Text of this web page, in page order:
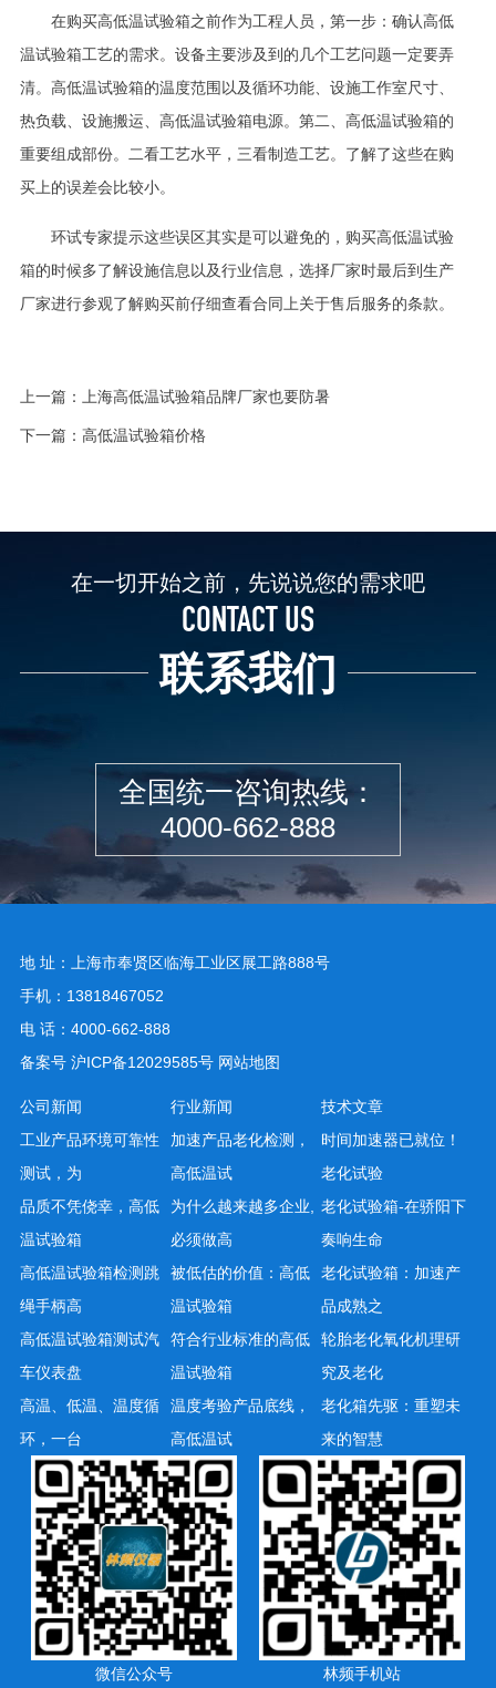
在购买高低温试验箱之前作为工程人员，第一步：确认高低
温试验箱工艺的需求。设备主要涉及到的几个工艺问题一定要弄
清。高低温试验箱的温度范围以及循环功能、设施工作室尺寸、
热负载、设施搬运、高低温试验箱电源。第二、高低温试验箱的
重要组成部份。二看工艺水平，三看制造工艺。了解了这些在购
买上的误差会比较小。
环试专家提示这些误区其实是可以避免的，购买高低温试验
箱的时候多了解设施信息以及行业信息，选择厂家时最后到生产
厂家进行参观了解购买前仔细查看合同上关于售后服务的条款。
上一篇： 上海高低温试验箱品牌厂家也要防暑
下一篇： 高低温试验箱价格
在一切开始之前，先说说您的需求吧
CONTACT US
联系我们
全国统一咨询热线：
4000-662-888
地 址：上海市奉贤区临海工业区展工路888号
手机：13818467052
电 话：4000-662-888
备案号 沪ICP备12029585号 网站地图
公司新闻
工业产品环境可靠性
测试，为
品质不凭侥幸，高低
温试验箱
高低温试验箱检测跳
绳手柄高
高低温试验箱测试汽
车仪表盘
高温、低温、温度循
环，一台
行业新闻
加速产品老化检测，
高低温试
为什么越来越多企业,
必须做高
被低估的价值：高低
温试验箱
符合行业标准的高低
温试验箱
温度考验产品底线，
高低温试
技术文章
时间加速器已就位！
老化试验
老化试验箱-在骄阳下
奏响生命
老化试验箱：加速产
品成熟之
轮胎老化氧化机理研
究及老化
老化箱先驱：重塑未
来的智慧
微信公众号 林频手机站